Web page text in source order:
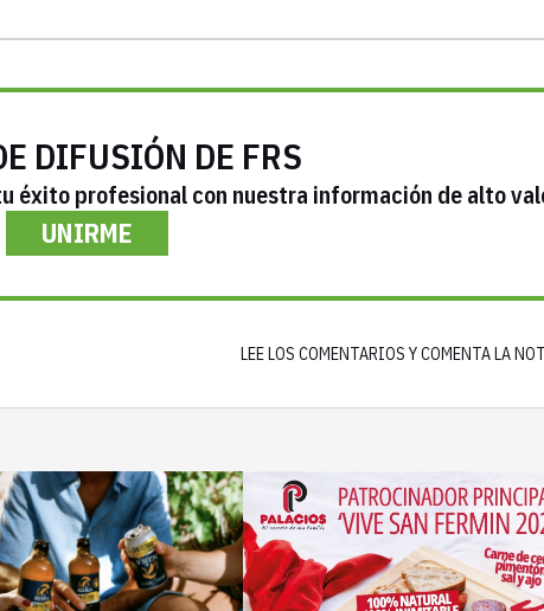
DIFUSIÓN DE FRS
éxito profesional con nuestra información de alto
UNIRME
LEE LOS COMENTARIOS Y COMENTA LA